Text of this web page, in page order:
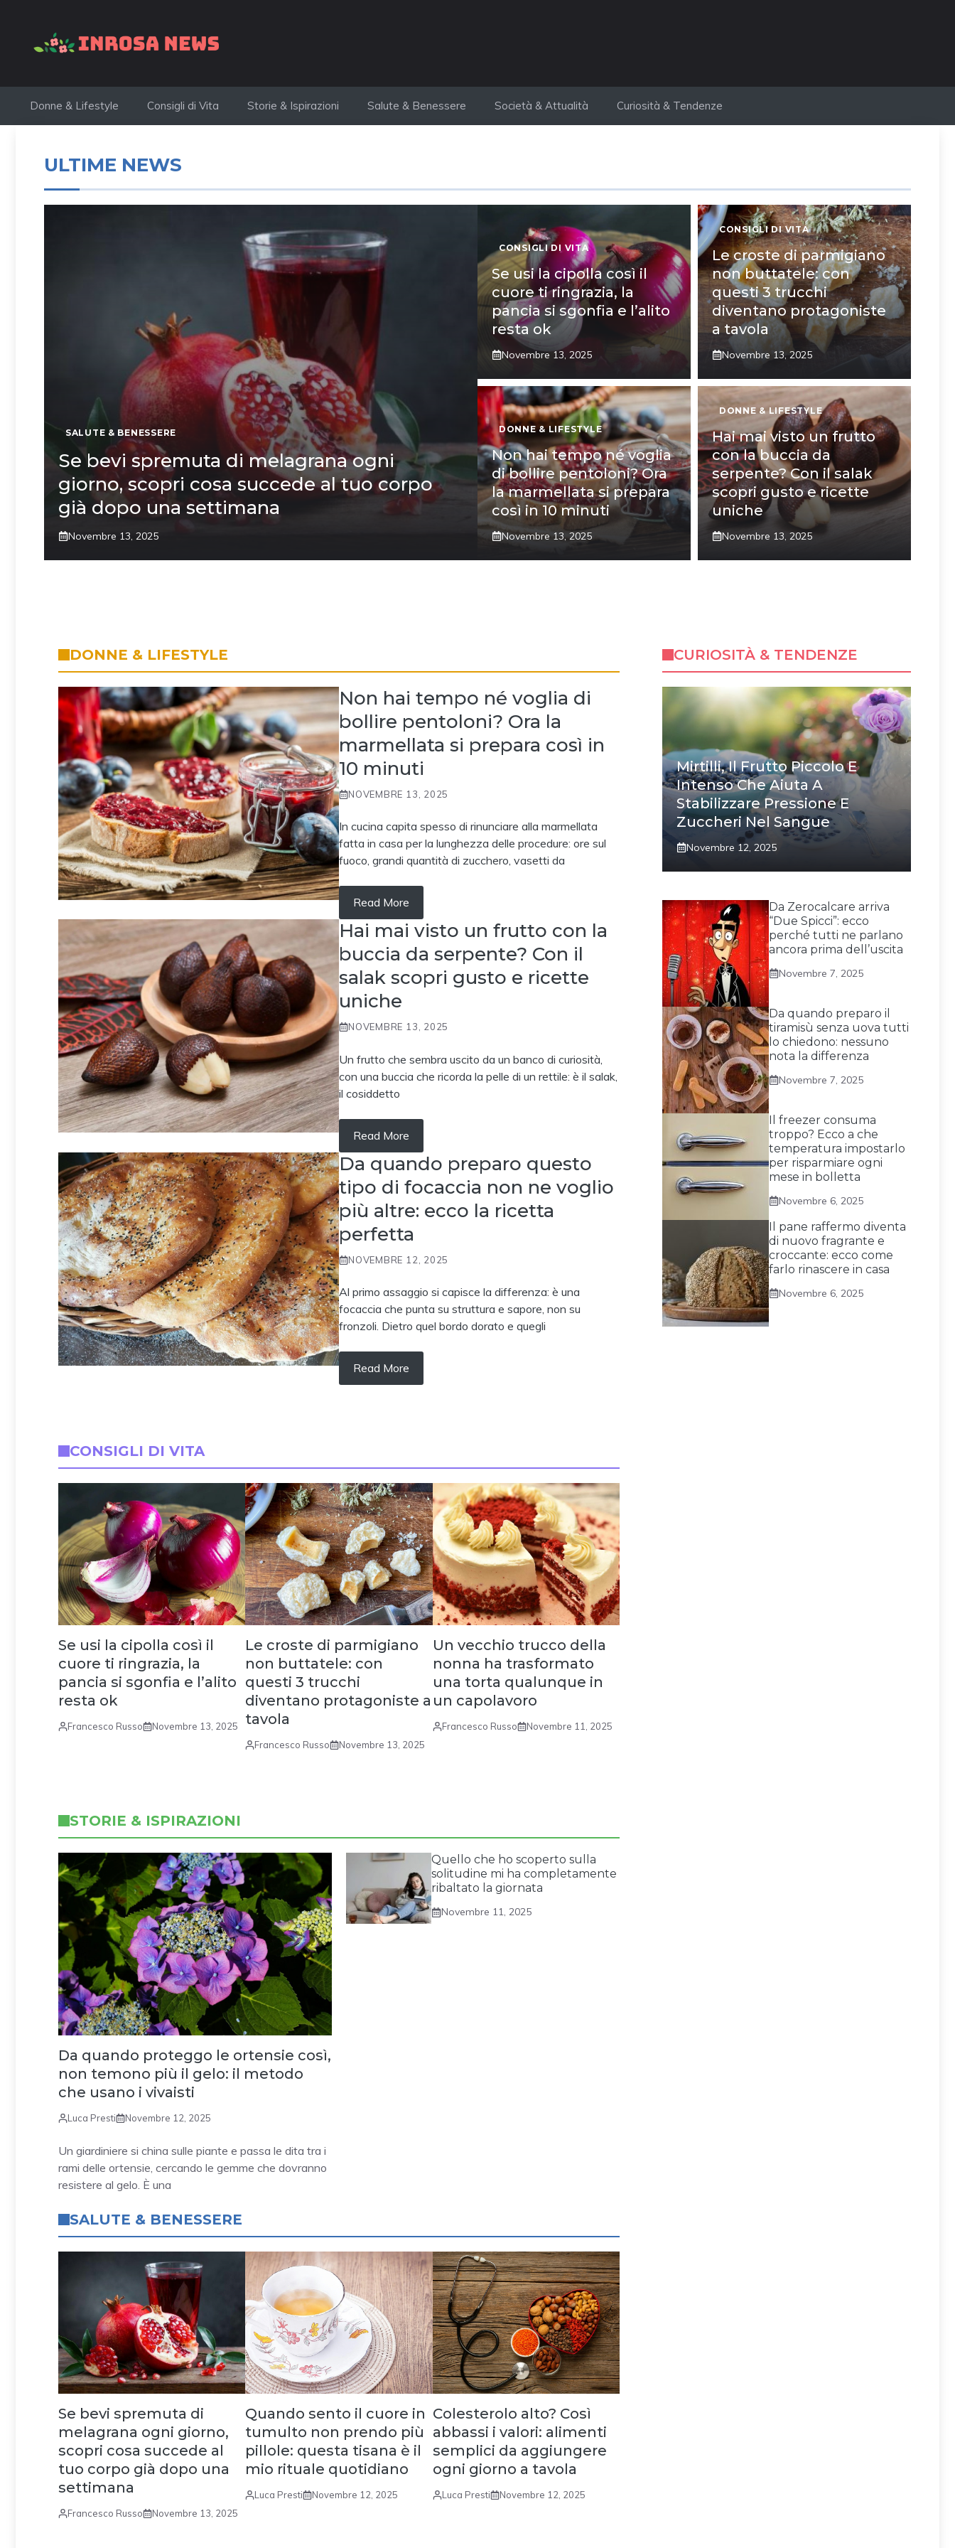
contenuto
Donne & Lifestyle Consigli di Vita Storie & Ispirazioni Salute & Benessere Società & Attualità Curiosità & Tendenze
ULTIME NEWS
SALUTE & BENESSERE
Se bevi spremuta di melagrana ogni
giorno, scopri cosa succede al tuo corpo
già dopo una settimana
Novembre 13, 2025
CONSIGLI DI VITA
Se usi la cipolla così il
cuore ti ringrazia, la
pancia si sgonfia e l’alito
resta ok
Novembre 13, 2025
CONSIGLI DI VITA
Le croste di parmigiano
non buttatele: con
questi 3 trucchi
diventano protagoniste
a tavola
Novembre 13, 2025
DONNE & LIFESTYLE
Non hai tempo né voglia
di bollire pentoloni? Ora
la marmellata si prepara
così in 10 minuti
Novembre 13, 2025
DONNE & LIFESTYLE
Hai mai visto un frutto
con la buccia da
serpente? Con il salak
scopri gusto e ricette
uniche
Novembre 13, 2025
DONNE & LIFESTYLE
Non hai tempo né voglia di
bollire pentoloni? Ora la
marmellata si prepara così in
10 minuti
NOVEMBRE 13, 2025
In cucina capita spesso di rinunciare alla marmellata
fatta in casa per la lunghezza delle procedure: ore sul
fuoco, grandi quantità di zucchero, vasetti da
Read More
Hai mai visto un frutto con la
buccia da serpente? Con il
salak scopri gusto e ricette
uniche
NOVEMBRE 13, 2025
Un frutto che sembra uscito da un banco di curiosità,
con una buccia che ricorda la pelle di un rettile: è il salak,
il cosiddetto
Read More
Da quando preparo questo
tipo di focaccia non ne voglio
più altre: ecco la ricetta
perfetta
NOVEMBRE 12, 2025
Al primo assaggio si capisce la differenza: è una
focaccia che punta su struttura e sapore, non su
fronzoli. Dietro quel bordo dorato e quegli
Read More
CONSIGLI DI VITA
Se usi la cipolla così il
cuore ti ringrazia, la
pancia si sgonfia e l’alito
resta ok
Francesco Russo Novembre 13, 2025
Le croste di parmigiano
non buttatele: con
questi 3 trucchi
diventano protagoniste a
tavola
Francesco Russo Novembre 13, 2025
Un vecchio trucco della
nonna ha trasformato
una torta qualunque in
un capolavoro
Francesco Russo Novembre 11, 2025
STORIE & ISPIRAZIONI
Da quando proteggo le ortensie così,
non temono più il gelo: il metodo
che usano i vivaisti
Luca Presti Novembre 12, 2025
Un giardiniere si china sulle piante e passa le dita tra i
rami delle ortensie, cercando le gemme che dovranno
resistere al gelo. È una
Quello che ho scoperto sulla
solitudine mi ha completamente
ribaltato la giornata
Novembre 11, 2025
SALUTE & BENESSERE
Se bevi spremuta di
melagrana ogni giorno,
scopri cosa succede al
tuo corpo già dopo una
settimana
Francesco Russo Novembre 13, 2025
Quando sento il cuore in
tumulto non prendo più
pillole: questa tisana è il
mio rituale quotidiano
Luca Presti Novembre 12, 2025
Colesterolo alto? Così
abbassi i valori: alimenti
semplici da aggiungere
ogni giorno a tavola
Luca Presti Novembre 12, 2025
CURIOSITÀ & TENDENZE
Mirtilli, Il Frutto Piccolo E
Intenso Che Aiuta A
Stabilizzare Pressione E
Zuccheri Nel Sangue
Novembre 12, 2025
Da Zerocalcare arriva
“Due Spicci”: ecco
perché tutti ne parlano
ancora prima dell’uscita
Novembre 7, 2025
Da quando preparo il
tiramisù senza uova tutti
lo chiedono: nessuno
nota la differenza
Novembre 7, 2025
Il freezer consuma
troppo? Ecco a che
temperatura impostarlo
per risparmiare ogni
mese in bolletta
Novembre 6, 2025
Il pane raffermo diventa
di nuovo fragrante e
croccante: ecco come
farlo rinascere in casa
Novembre 6, 2025